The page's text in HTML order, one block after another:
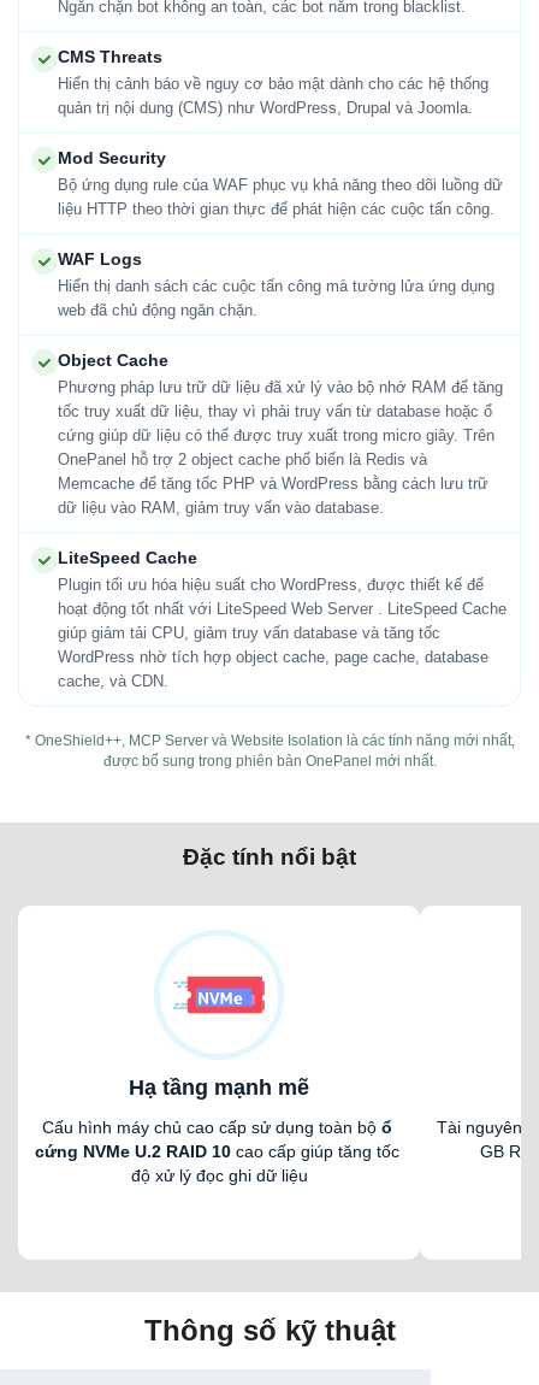
Ngăn chặn bot không an toàn, các bot nằm trong blacklist.
CMS Threats
Hiển thị cảnh báo về nguy cơ bảo mật dành cho các hệ thống
quản trị nội dung (CMS) như WordPress, Drupal và Joomla.
Mod Security
Bộ ứng dụng rule của WAF phục vụ khả năng theo dõi luồng dữ
liệu HTTP theo thời gian thực để phát hiện các cuộc tấn công.
WAF Logs
Hiển thị danh sách các cuộc tấn công mà tường lửa ứng dụng
web đã chủ động ngăn chặn.
Object Cache
Phương pháp lưu trữ dữ liệu đã xử lý vào bộ nhớ RAM để tăng
tốc truy xuất dữ liệu, thay vì phải truy vấn từ database hoặc ổ
cứng giúp dữ liệu có thể được truy xuất trong micro giây. Trên
OnePanel hỗ trợ 2 object cache phổ biến là Redis và
Memcache để tăng tốc PHP và WordPress bằng cách lưu trữ
dữ liệu vào RAM, giảm truy vấn vào database.
LiteSpeed Cache
Plugin tối ưu hóa hiệu suất cho WordPress, được thiết kế để
hoạt động tốt nhất với LiteSpeed Web Server . LiteSpeed Cache
giúp giảm tải CPU, giảm truy vấn database và tăng tốc
WordPress nhờ tích hợp object cache, page cache, database
cache, và CDN.
* OneShield++, MCP Server và Website Isolation là các tính năng mới nhất,
được bổ sung trong phiên bản OnePanel mới nhất.
Đặc tính nổi bật
Hạ tầng mạnh mẽ
Cấu hình máy chủ cao cấp sử dụng toàn bộ ổ
cứng NVMe U.2 RAID 10 cao cấp giúp tăng tốc
độ xử lý đọc ghi dữ liệu
Tài nguyên
GB
Thông số kỹ thuật